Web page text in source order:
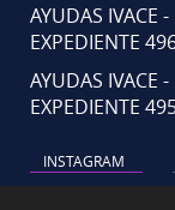
AYUDAS IVACE
EXPEDIENTE
AYUDAS IVACE
EXPEDIENTE
INSTAGRAM